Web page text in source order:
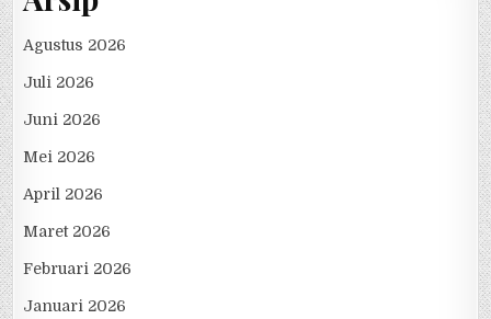
Agustus 2026
Juli 2026
Juni 2026
Mei 2026
April 2026
Maret 2026
Februari 2026
Januari 2026